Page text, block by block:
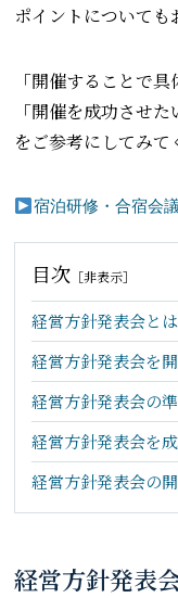
ポイントについても
「開催することで
「開催を成功させ
をご参考にしてみて
宿泊研修・合宿会
目次 ［非表示］
経営方針発表会と
経営方針発表会を
経営方針発表会の
経営方針発表会を
経営方針発表会の
経営方針発表